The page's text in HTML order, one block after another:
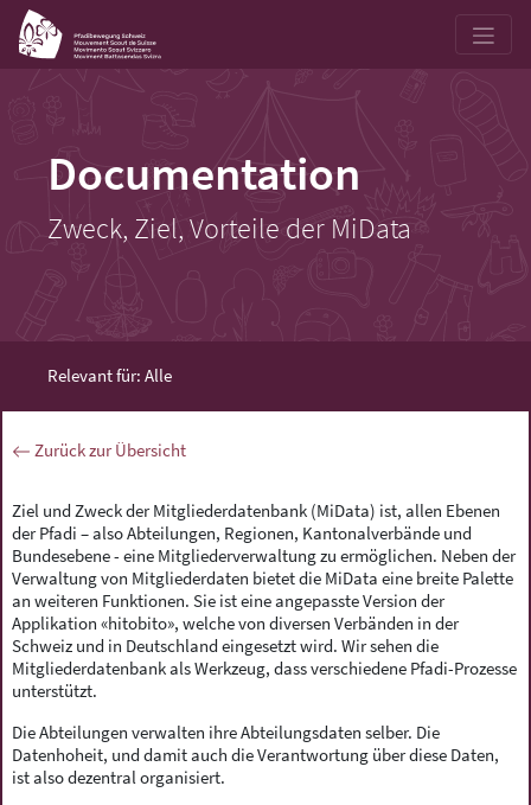
Documentation
Zweck, Ziel, Vorteile der MiData
Relevant für: Alle
Zurück zur Übersicht
Ziel und Zweck der Mitgliederdatenbank (MiData) ist, allen Ebenen
der Pfadi – also Abteilungen, Regionen, Kantonalverbände und
Bundesebene - eine Mitgliederverwaltung zu ermöglichen. Neben der
Verwaltung von Mitgliederdaten bietet die MiData eine breite Palette
an weiteren Funktionen. Sie ist eine angepasste Version der
Applikation «hitobito», welche von diversen Verbänden in der
Schweiz und in Deutschland eingesetzt wird. Wir sehen die
Mitgliederdatenbank als Werkzeug, dass verschiedene Pfadi-Prozesse
unterstützt.
Die Abteilungen verwalten ihre Abteilungsdaten selber. Die
Datenhoheit, und damit auch die Verantwortung über diese Daten,
ist also dezentral organisiert.